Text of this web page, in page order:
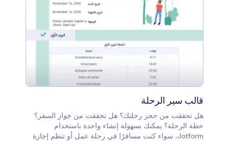
المُخصص هذه الخطط في ملفات PDF يسهل الوصول إليها.
وباستخدام ملخصات التسويق بصيغة PDF، يمكن لفريقك
التسويقي البدء فورًا في الترويج لمنتجاتك وبناء علامتك
قالب سير الرحلة
هل تحققت من حجز رحلتك؟ هل تحققت من جواز السفر؟
خطة الرحلة؟ يمكنك بسهولة إنشاء واحدة باستخدام
Jotform. سواء كنت مسافرًا في رحلة عمل أو تنظم إجازة